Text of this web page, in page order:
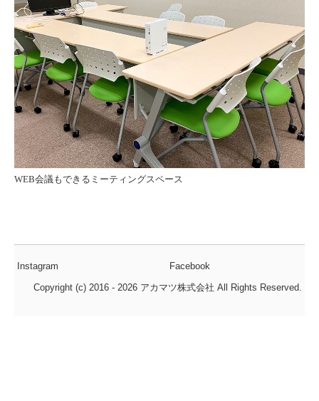
WEB会議もできるミーティングスペース
Instagram
Facebook
Copyright (c) 2016 - 2026 アカマツ株式会社 All Rights Reserved.